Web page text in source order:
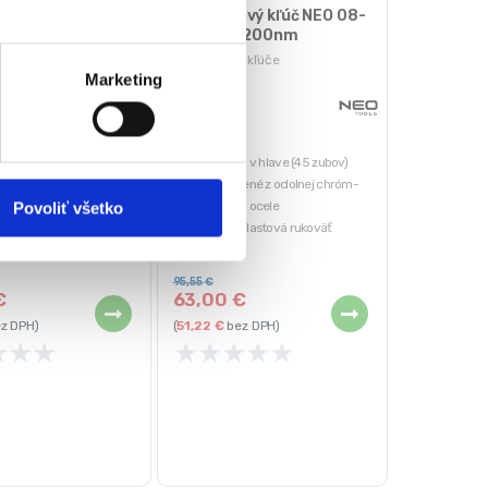
Marketing
Povoliť všetko
210 Nm
45
+/- 3%
DPH)
★★
Momentové kľúče
Momentový kľúč NEO 08-
825 | 40-200nm
Silná račňa v hlave (45 zubov)
Telo vyrobené z odolnej chróm-
vanádiovej ocele
Pohodlná plastová rukoväť
63,00 €
95,55€
(51,22 €bez DPH)
★★★★★